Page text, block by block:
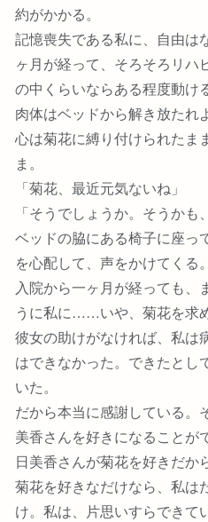
約がかかる。
記憶喪失である私に、自由は
ヶ月が経って、そろそろリハ
の中くらいならある程度動け
肉体はベッドから解き放たれ
心は菊花に縛り付けられたま
ま。
「菊花、最近元気ないね」
「そうでしょうか。そうかも
ベッドの脇にある椅子に座っ
を心配して、声をかけてくる。
入院から一ヶ月が経っても、
うに私に……いや、菊花を求
彼女の助けがなければ、私は
はできなかった。できたとし
いた。
だから本当に感謝している。
美香さんを好きになることが
日美香さんが菊花を好きだか
菊花を好きなだけなら、私は
け。私は、片思いすらできて